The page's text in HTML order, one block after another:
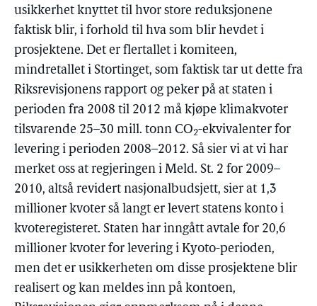
usikkerhet knyttet til hvor store reduksjonene
faktisk blir, i forhold til hva som blir hevdet i
prosjektene. Det er flertallet i komiteen,
mindretallet i Stortinget, som faktisk tar ut dette fra
Riksrevisjonens rapport og peker på at staten i
perioden fra 2008 til 2012 må kjøpe klimakvoter
tilsvarende 25–30 mill. tonn CO2-ekvivalenter for
levering i perioden 2008–2012. Så sier vi at vi har
merket oss at regjeringen i Meld. St. 2 for 2009–
2010, altså revidert nasjonalbudsjett, sier at 1,3
millioner kvoter så langt er levert statens konto i
kvoteregisteret. Staten har inngått avtale for 20,6
millioner kvoter for levering i Kyoto-perioden,
men det er usikkerheten om disse prosjektene blir
realisert og kan meldes inn på kontoen,